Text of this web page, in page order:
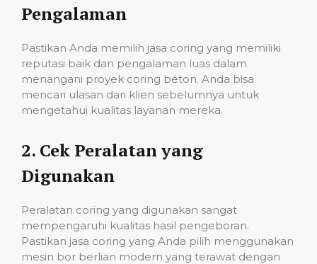
Pengalaman
Pastikan Anda memilih jasa coring yang memiliki
reputasi baik dan pengalaman luas dalam
menangani proyek coring beton. Anda bisa
mencari ulasan dari klien sebelumnya untuk
mengetahui kualitas layanan mereka.
2. Cek Peralatan yang
Digunakan
Peralatan coring yang digunakan sangat
mempengaruhi kualitas hasil pengeboran.
Pastikan jasa coring yang Anda pilih menggunakan
mesin bor berlian modern yang terawat dengan